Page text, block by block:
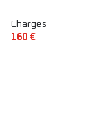
Charges
160 €